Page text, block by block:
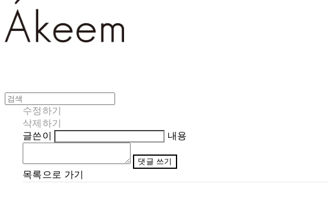
수정하기
삭제하기
글쓴이
내용
댓글 쓰기
목록으로 가기